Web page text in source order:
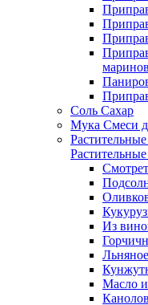
Соль Сахар
Мука Смеси
Из
Льняное
Масло